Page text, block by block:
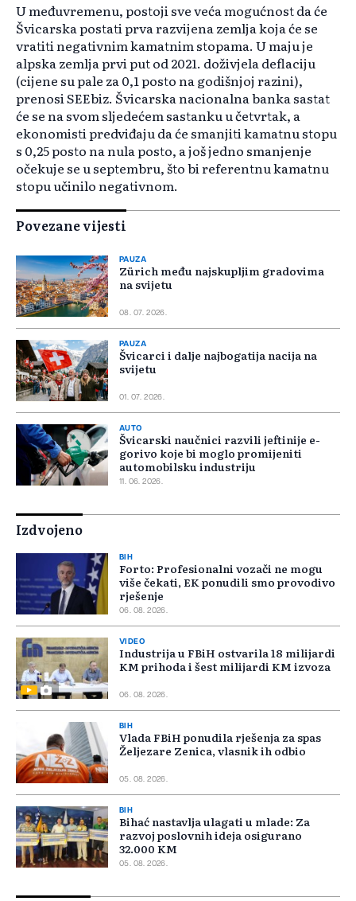
U međuvremenu, postoji sve veća mogućnost da će
Švicarska postati prva razvijena zemlja koja će se
vratiti negativnim kamatnim stopama. U maju je
alpska zemlja prvi put od 2021. doživjela deflaciju
(cijene su pale za 0,1 posto na godišnjoj razini),
prenosi SEEbiz. Švicarska nacionalna banka sastat
će se na svom sljedećem sastanku u četvrtak, a
ekonomisti predviđaju da će smanjiti kamatnu stopu
s 0,25 posto na nula posto, a još jedno smanjenje
očekuje se u septembru, što bi referentnu kamatnu
stopu učinilo negativnom.
Povezane vijesti
PAUZA
Zürich među najskupljim gradovima
na svijetu
08. 07. 2026.
PAUZA
Švicarci i dalje najbogatija nacija na
svijetu
01. 07. 2026.
AUTO
Švicarski naučnici razvili jeftinije e-
gorivo koje bi moglo promijeniti
automobilsku industriju
11. 06. 2026.
Izdvojeno
BIH
Forto: Profesionalni vozači ne mogu
više čekati, EK ponudili smo provodivo
rješenje
06. 08. 2026.
VIDEO
Industrija u FBiH ostvarila 18 milijardi
KM prihoda i šest milijardi KM izvoza
06. 08. 2026.
BIH
Vlada FBiH ponudila rješenja za spas
Željezare Zenica, vlasnik ih odbio
05. 08. 2026.
BIH
Bihać nastavlja ulagati u mlade: Za
razvoj poslovnih ideja osigurano
32.000 KM
05. 08. 2026.